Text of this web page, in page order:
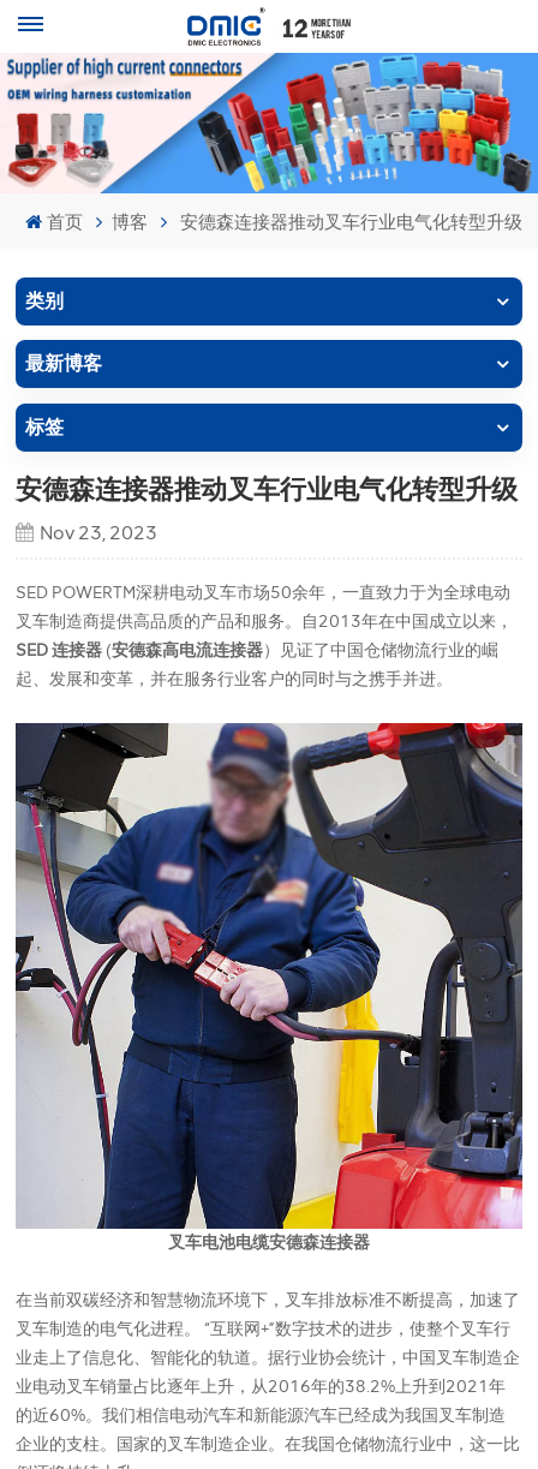
首页 博客 安德森连接器推动叉车行业电气化转型升级
类别
最新博客
标签
安德森连接器推动叉车行业电气化转型升级
Nov 23, 2023
SED POWERTM深耕电动叉车市场50余年，一直致力于为全球电动
叉车制造商提供高品质的产品和服务。自2013年在中国成立以来，
SED 连接器 (安德森高电流连接器）见证了中国仓储物流行业的崛
起、发展和变革，并在服务行业客户的同时与之携手并进。
叉车电池电缆安德森连接器
在当前双碳经济和智慧物流环境下，叉车排放标准不断提高，加速了
叉车制造的电气化进程。 “互联网+”数字技术的进步，使整个叉车行
业走上了信息化、智能化的轨道。据行业协会统计，中国叉车制造企
业电动叉车销量占比逐年上升，从2016年的38.2%上升到2021年
的近60%。我们相信电动汽车和新能源汽车已经成为我国叉车制造
企业的支柱。国家的叉车制造企业。在我国仓储物流行业中，这一比